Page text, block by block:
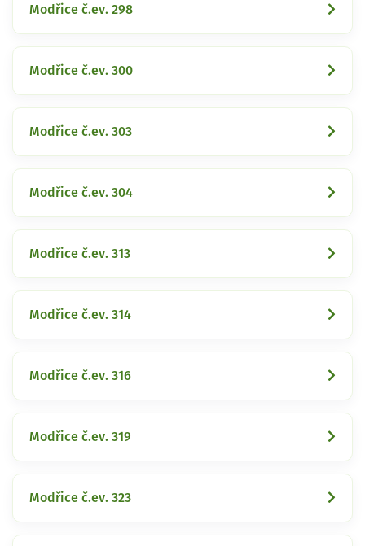
Modřice č.ev. 298
Modřice č.ev. 300
Modřice č.ev. 303
Modřice č.ev. 304
Modřice č.ev. 313
Modřice č.ev. 314
Modřice č.ev. 316
Modřice č.ev. 319
Modřice č.ev. 323